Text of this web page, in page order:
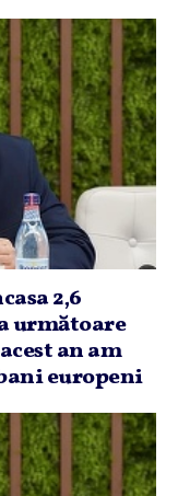
2,6
următoare
an am
europeni